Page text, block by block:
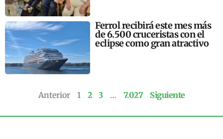
Ferrol recibirá este mes más
de 6.500 cruceristas con el
eclipse como gran atractivo
Anterior 1 2 3 … 7.027 Siguiente